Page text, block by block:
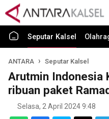
Seputar Kalsel
ANTARA Seputar Kalsel
Arutmin Indonesia
ribuan paket
Selasa, 2 April 2024 9:48